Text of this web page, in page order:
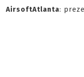
AirsoftAtlanta: